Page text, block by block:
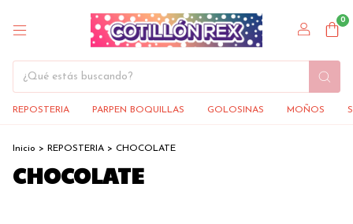
0
REPOSTERIA PARPEN BOQUILLAS GOLOSINAS MOÑOS
Inicio > REPOSTERIA > CHOCOLATE
CHOCOLATE